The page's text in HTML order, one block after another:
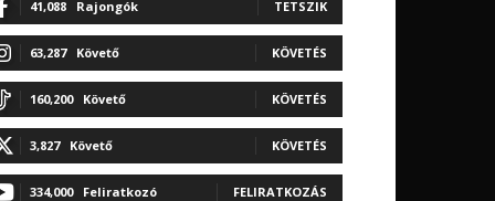
41,088 Rajongók TETSZIK
63,287 Követő KÖVETÉS
160,200 Követő KÖVETÉS
3,827 Követő KÖVETÉS
334,000 Feliratkozó FELIRATKOZÁS